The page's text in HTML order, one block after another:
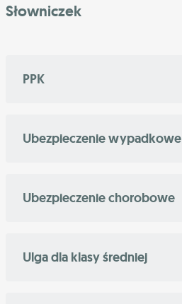
Słowniczek
PPK
Ubezpieczenie wypadkowe
Ubezpieczenie chorobowe
Ulga dla klasy średniej